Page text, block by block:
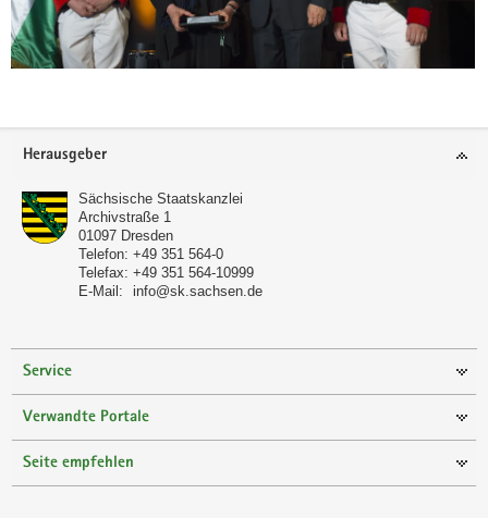
Preisträger mit Ministerpräsident Tillich (m.)
Footer-
Herausgeber
Sächsische Staatskanzlei
Archivstraße 1
01097 Dresden
Telefon: +49 351 564-0
Telefax: +49 351 564-10999
E-Mail:
info@sk.sachsen.de
Service
Verwandte Portale
Seite empfehlen